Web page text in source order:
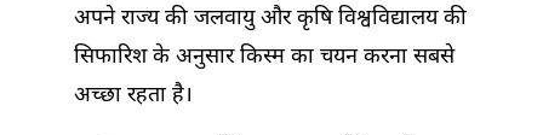
अपने राज्य की जलवायु और कृषि विश्वविद्यालय की
सिफारिश के अनुसार किस्म का चयन करना सबसे
अच्छा रहता है।